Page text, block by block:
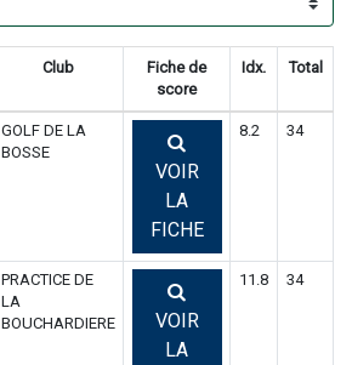
Club
Fiche de
score
Idx. Total
GOLF DE LA
BOSSE
VOIR
LA
FICHE
8.2 34
PRACTICE DE
LA
BOUCHARDIERE
VOIR
LA
11.8 34